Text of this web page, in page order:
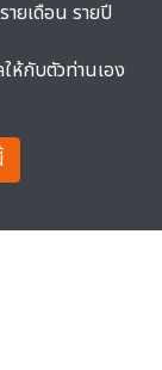
ายเดือน รายปี
ห้กับตัวท่านเอง